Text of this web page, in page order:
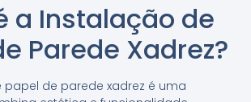
a Instalação de
Parede Xadrez?
papel de parede xadrez é uma